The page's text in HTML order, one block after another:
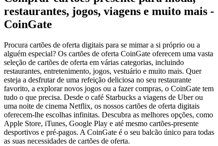
restaurantes, jogos, viagens e muito mais -
CoinGate
Procura cartões de oferta digitais para se mimar a si próprio ou a
alguém especial? Os cartões de oferta CoinGate oferecem uma vasta
seleção de cartões de oferta em várias categorias, incluindo
restaurantes, entretenimento, jogos, vestuário e muito mais. Quer
esteja a desfrutar de uma refeição deliciosa no seu restaurante
favorito, a explorar novos jogos ou a fazer compras, o CoinGate tem
tudo o que precisa. Desde o café Starbucks a viagens de Uber ou
uma noite de cinema Netflix, os nossos cartões de oferta digitais
oferecem-lhe escolhas infinitas. Descubra as melhores opções, como
Apple Store, iTunes, Google Play e até mesmo cartões-presente
desportivos e pré-pagos. A CoinGate é o seu balcão único para todas
as suas necessidades de cartões de oferta.